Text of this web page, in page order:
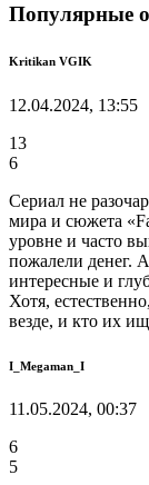
Популярные
Kritikan VGIK
12.04.2024, 13:55
13
6
Сериал не
мира и сюжета
уровне и часто
пожалели денег.
интересные и
Хотя,
везде, и кто их
I_Megaman_I
11.05.2024, 00:37
6
5